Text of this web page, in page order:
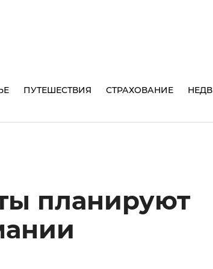
ПУТЕШЕСТВИЯ СТРАХОВАНИЕ
планируют